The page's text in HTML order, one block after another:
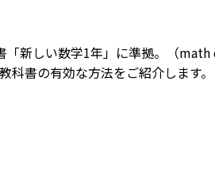
新しい数学1年」に準拠。（
書の有効な方法をご紹介します。